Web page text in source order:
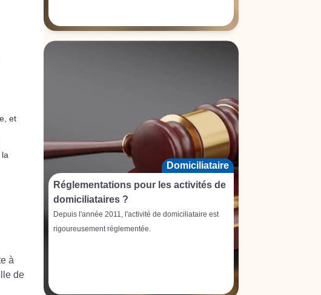
et
à
de
Domiciliataire
Réglementations pour les activités de
domiciliataires ?
Depuis l'année 2011, l'activité de domiciliataire est
rigoureusement réglementée.